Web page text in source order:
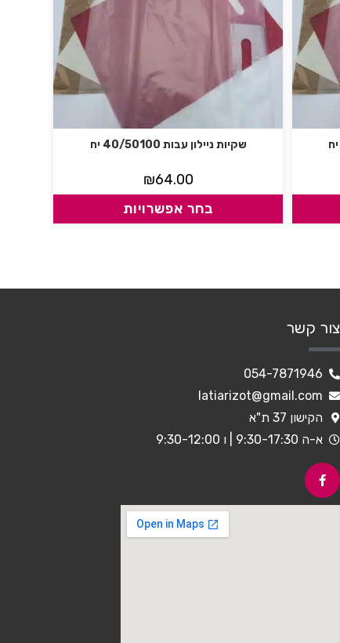
שקיות ניילון עבות 40/50100 יח
₪64.00
בחר אפשרויות
צור קשר
054-7871946
latiarizot@gmail.com
הקישון 37 ת"א
א-ה 9:30-17:30 | ו 9:30-12:00